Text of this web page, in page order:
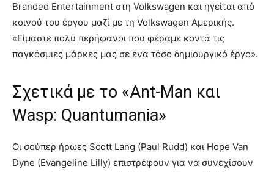
Branded Entertainment στη Volkswagen και ηγείται από
κοινού του έργου μαζί με τη Volkswagen Αμερικής.
«Είμαστε πολύ περήφανοι που φέραμε κοντά τις
παγκόσμιες μάρκες μας σε ένα τόσο δημιουργικό έργο».
Σχετικά με το «Ant-Man και
Wasp: Quantumania»
Οι σούπερ ήρωες Scott Lang (Paul Rudd) και Hope Van
Dyne (Evangeline Lilly) επιστρέφουν για να συνεχίσουν